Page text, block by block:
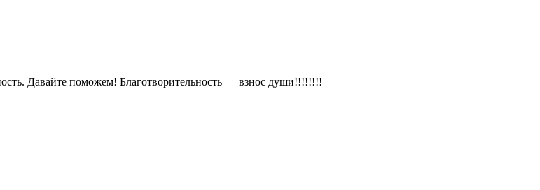
Давайте поможем! Благотворительность — взнос души!!!!!!!!